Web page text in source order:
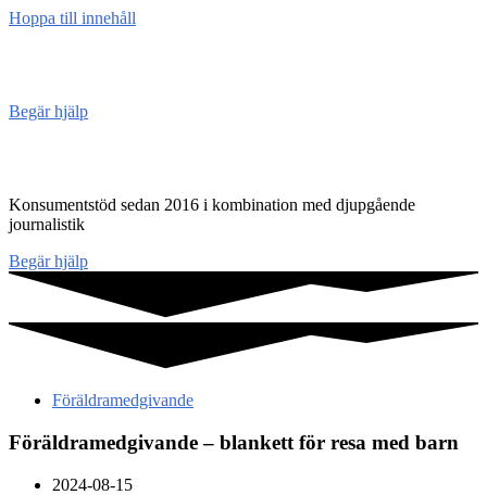
Hoppa till innehåll
Begär hjälp
Konsumentstöd sedan 2016 i kombination med djupgående
journalistik
Begär hjälp
Föräldramedgivande
Föräldramedgivande – blankett för resa med barn
2024-08-15